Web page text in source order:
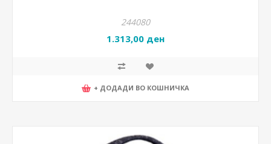
244080
1.313,00 ден
+ ДОДАДИ ВО КОШНИЧКА